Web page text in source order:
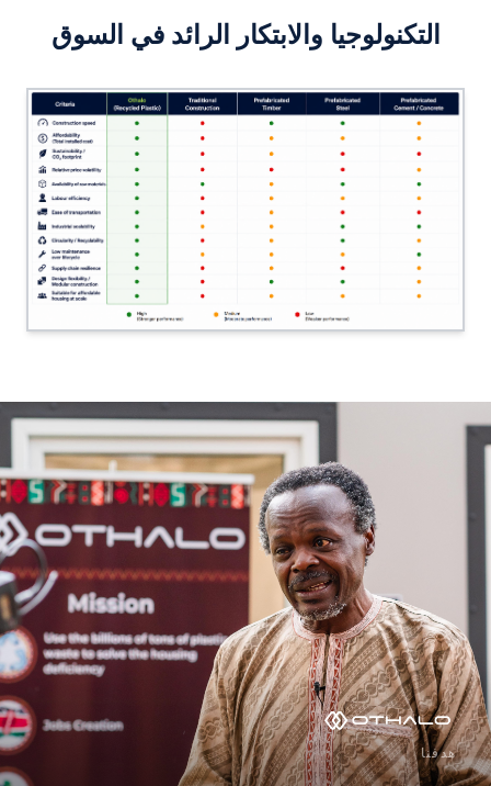
التكنولوجيا والابتكار الرائد في السوق
هدفنا